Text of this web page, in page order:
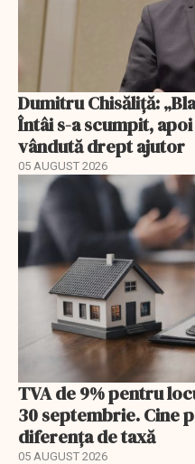
Dumitru Chisăliță:
Întâi s-a scumpit,
vândută drept ajutor
05 AUGUST 2026
TVA de 9% pentru
30 septembrie. Cine
diferența de taxă
05 AUGUST 2026